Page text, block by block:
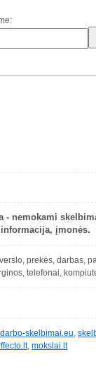
- nemokami
įmonės.
prekės, darbas,
telefonai,
darbo-skelbimai.eu,
, mokslai.lt